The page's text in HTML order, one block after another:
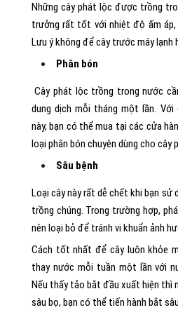
Những cây phát lộc được trồng
trưởng rất tốt với nhiệt độ ấm
Lưu ý không để cây trước máy lạnh
Phân bón
Cây phát lộc trồng trong nước
dung dịch mỗi tháng một lần. Với
này, bạn có thể mua tại các cửa
loại phân bón chuyên dùng cho cây
Sâu bệnh
Loại cây này rất dễ chết khi bạn sử
trồng chúng. Trong trường hợp,
nên loại bỏ để tránh vi khuẩn ảnh
Cách tốt nhất để cây luôn khỏe
thay nước mỗi tuần một lần với
Nếu thấy tảo bắt đầu xuất hiện thì
sâu bọ, bạn có thể tiến hành bắt